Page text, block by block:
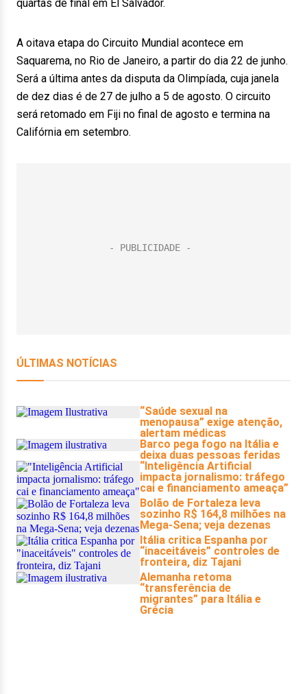
quartas de final em El Salvador.
A oitava etapa do Circuito Mundial acontece em
Saquarema, no Rio de Janeiro, a partir do dia 22 de junho.
Será a última antes da disputa da Olimpíada, cuja janela
de dez dias é de 27 de julho a 5 de agosto. O circuito
será retomado em Fiji no final de agosto e termina na
Califórnia em setembro.